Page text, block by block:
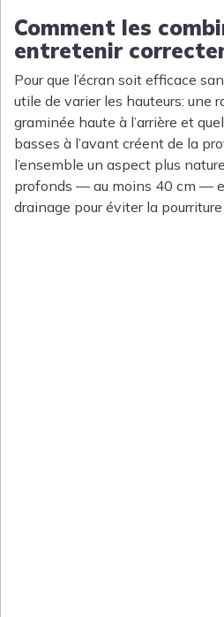
Comment les
entretenir
Pour que l’écran soit efficace
utile de varier les hauteurs: une
graminée haute à l’arrière et
basses à l’avant créent de la
l’ensemble un aspect plus
profonds — au moins 40 cm —
drainage pour éviter la pourriture